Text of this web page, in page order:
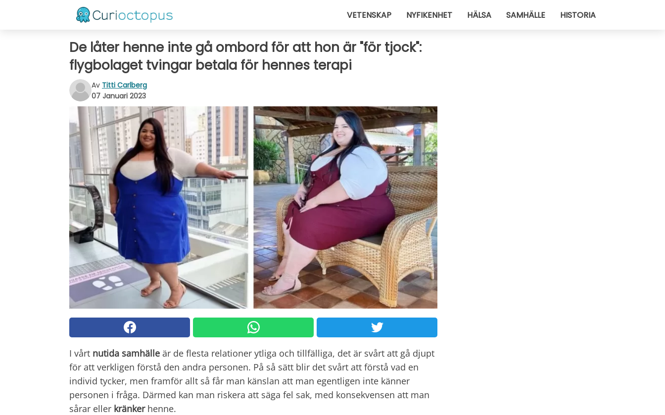
VETENSKAP NYFIKENHET HÄLSA SAMHÄLLE HISTORIA
De låter henne inte gå ombord för att hon är "för tjock":
flygbolaget tvingar betala för hennes terapi
Av Titti Carlberg
07 Januari 2023
I vårt nutida samhälle är de flesta relationer ytliga och tillfälliga, det är svårt att gå djupt
för att verkligen förstå den andra personen. På så sätt blir det svårt att förstå vad en
individ tycker, men framför allt så får man känslan att man egentligen inte känner
personen i fråga. Därmed kan man riskera att säga fel sak, med konsekvensen att man
sårar eller kränkerhenne.